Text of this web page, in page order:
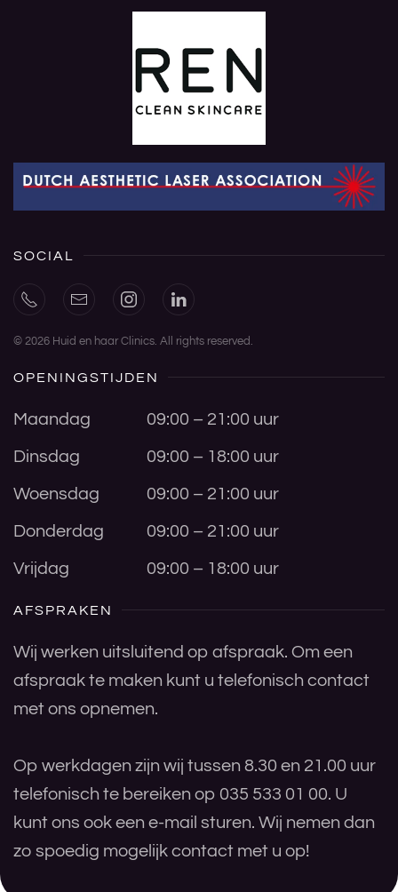
SOCIAL
© 2026 Huid en haar Clinics. All rights reserved.
OPENINGSTIJDEN
Maandag 09:00 – 21:00 uur
Dinsdag 09:00 – 18:00 uur
Woensdag 09:00 – 21:00 uur
Donderdag 09:00 – 21:00 uur
Vrijdag 09:00 – 18:00 uur
AFSPRAKEN
Wij werken uitsluitend op afspraak. Om een
afspraak te maken kunt u telefonisch contact
met ons opnemen.
Op werkdagen zijn wij tussen 8.30 en 21.00 uur
telefonisch te bereiken op 035 533 01 00. U
kunt ons ook een e-mail sturen. Wij nemen dan
zo spoedig mogelijk contact met u op!